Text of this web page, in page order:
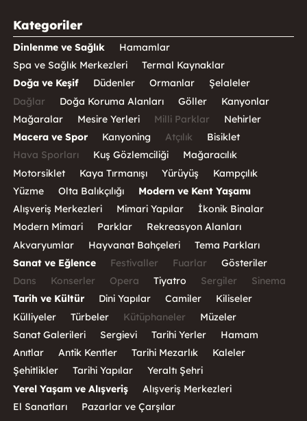
Kategoriler
Dinlenme ve Sağlık
Hamamlar
Spa ve Sağlık Merkezleri
Termal Kaynaklar
Doğa ve Keşif
Düdenler Ormanlar
Şelaleler
Dağlar
Doğa Koruma Alanları Göller
Kanyonlar
Mağaralar
Mesire Yerleri Milli Parklar
Nehirler
Macera ve Spor
Kanyoning Atçılık
Bisiklet
Hava Sporları
Kuş Gözlemciliği
Mağaracılık
Motorsiklet
Kaya Tırmanışı Yürüyüş
Kampçılık
Yüzme
Olta Balıkçılığı
Modern ve Kent Yaşamı
Alışveriş Merkezleri
Mimari Yapılar
İkonik Binalar
Modern Mimari
Parklar
Rekreasyon Alanları
Akvaryumlar
Hayvanat Bahçeleri
Tema Parkları
Sanat ve Eğlence
Festivaller Fuarlar
Gösteriler
Dans
Konserler Opera Tiyatro Sergiler
Sinema
Tarih ve Kültür
Dini Yapılar Camiler
Kiliseler
Külliyeler
Türbeler Kütüphaneler
Müzeler
Sanat Galerileri
Sergievi Tarihi Yerler
Hamam
Anıtlar
Antik Kentler Tarihi Mezarlık
Kaleler
Şehitlikler
Tarihi Yapılar
Yeraltı Şehri
Yerel Yaşam ve Alışveriş
Alışveriş Merkezleri
El Sanatları
Pazarlar ve Çarşılar